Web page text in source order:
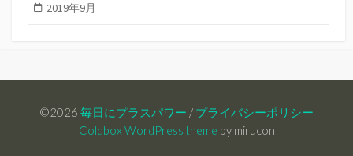
2019年9月
©2026 毎日にプラスパワー / プライバシーポリシー
Coldbox WordPress theme by mirucon